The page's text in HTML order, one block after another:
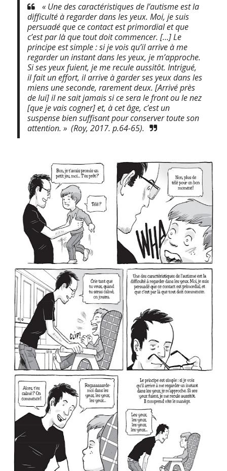
« Une des caractéristiques de l’autisme est la
difficulté à regarder dans les yeux. Moi, je suis
persuadé que ce contact est primordial et que
c’est par là que tout doit commencer. […] Le
principe est simple : si je vois qu’il arrive à me
regarder un instant dans les yeux, je m’approche.
Si ses yeux fuient, je me recule aussitôt. Intrigué,
il fait un effort, il arrive à garder ses yeux dans les
miens une seconde, rarement deux. [Arrivé près
de lui] il ne sait jamais si ce sera le front ou le nez
[que je vais cogner] et, à cet âge, c’est un
suspense bien suffisant pour conserver toute son
attention. » (Roy, 2017. p.64-65).